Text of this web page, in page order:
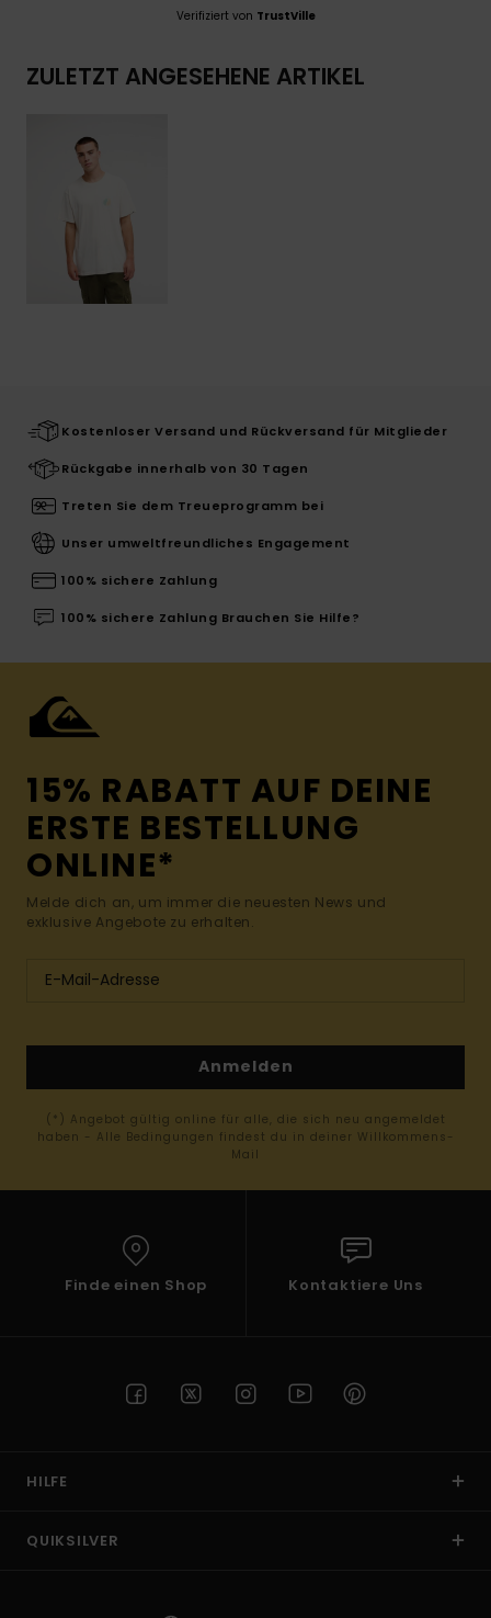
Verifiziert von TrustVille
ZULETZT ANGESEHENE ARTIKEL
Kostenloser Versand und Rückversand für Mitglieder
Rückgabe innerhalb von 30 Tagen
Treten Sie dem Treueprogramm bei
Unser umweltfreundliches Engagement
100% sichere Zahlung
100% sichere Zahlung Brauchen Sie Hilfe?
15% RABATT AUF DEINE
ERSTE BESTELLUNG
ONLINE*
Melde dich an, um immer die neuesten News und
exklusive Angebote zu erhalten.
Anmelden
(*) Angebot gültig online für alle, die sich neu angemeldet
haben - Alle Bedingungen findest du in deiner Willkommens-
Mail
Finde einen Shop Kontaktiere Uns
HILFE
QUIKSILVER